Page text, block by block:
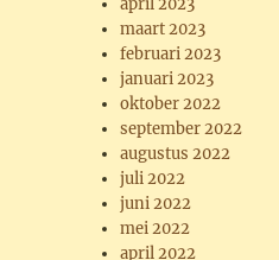
april 2023
maart 2023
februari 2023
januari 2023
oktober 2022
september 2022
augustus 2022
juli 2022
juni 2022
mei 2022
april 2022